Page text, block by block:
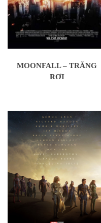
MOONFALL – TRĂNG
RƠI